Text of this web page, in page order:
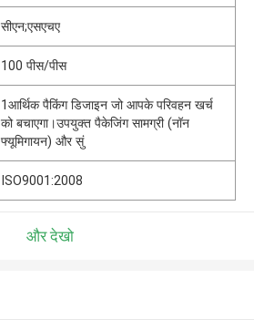
सीएन;एसएचए
100 पीस/पीस
1आर्थिक पैकिंग डिजाइन जो आपके परिवहन खर्च
को बचाएगा।उपयुक्त पैकेजिंग सामग्री (नॉन
फ्यूमिगायन) और सुं
ISO9001:2008
और देखो